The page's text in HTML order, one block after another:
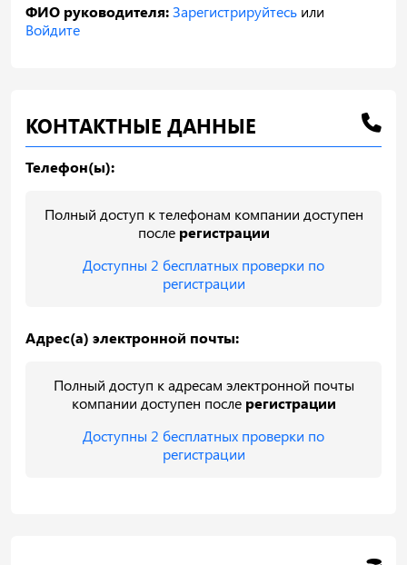
ФИО руководителя:Зарегистрируйтесь или
Войдите
КОНТАКТНЫЕ ДАННЫЕ
Телефон(ы):
Полный доступ к телефонам компании доступен
после регистрации
Доступны 2 бесплатных проверки по
регистрации
Адрес(а) электронной почты:
Полный доступ к адресам электронной почты
компании доступен после регистрации
Доступны 2 бесплатных проверки по
регистрации